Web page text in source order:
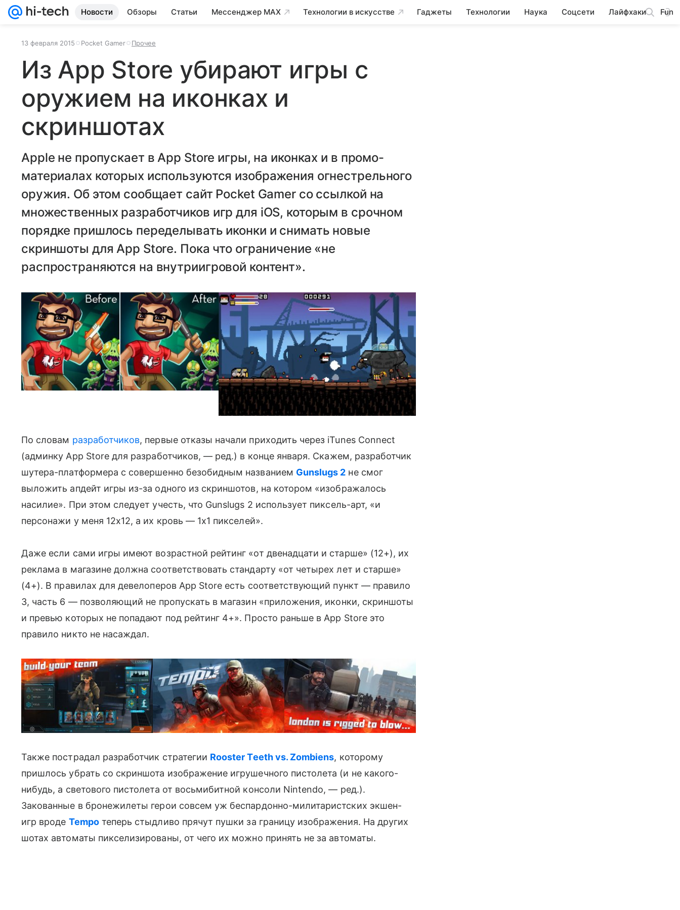
Новости Обзоры Статьи Мессенджер MAX Технологии в искусстве Гаджеты Технологии Наука Соцсети Лайфхаки Fun
13 февраля 2015 Pocket Gamer Прочее
Из App Store убирают игры с
оружием на иконках и
скриншотах
Apple не пропускает в App Store игры, на иконках и в промо-
материалах которых используются изображения огнестрельного
оружия. Об этом сообщает сайт Pocket Gamer со ссылкой на
множественных разработчиков игр для iOS, которым в срочном
порядке пришлось переделывать иконки и снимать новые
скриншоты для App Store. Пока что ограничение «не
распространяются на внутриигровой контент».
По словам разработчиков, первые отказы начали приходить через iTunes Connect
(админку App Store для разработчиков, — ред.) в конце января. Скажем, разработчик
шутера-платформера с совершенно безобидным названием Gunslugs 2 не смог
выложить апдейт игры из-за одного из скриншотов, на котором «изображалось
насилие». При этом следует учесть, что Gunslugs 2 использует пиксель-арт, «и
персонажи у меня 12x12, а их кровь — 1x1 пикселей».
Даже если сами игры имеют возрастной рейтинг «от двенадцати и старше» (12+), их
реклама в магазине должна соответствовать стандарту «от четырех лет и старше»
(4+). В правилах для девелоперов App Store есть соответствующий пункт — правило
3, часть 6 — позволяющий не пропускать в магазин «приложения, иконки, скриншоты
и превью которых не попадают под рейтинг 4+». Просто раньше в App Store это
правило никто не насаждал.
Также пострадал разработчик стратегии Rooster Teeth vs. Zombiens, которому
пришлось убрать со скриншота изображение игрушечного пистолета (и не какого-
нибудь, а светового пистолета от восьмибитной консоли Nintendo, — ред.).
Закованные в бронежилеты герои совсем уж беспардонно-милитаристских экшен-
игр вроде Tempoтеперь стыдливо прячут пушки за границу изображения. На других
шотах автоматы пикселизированы, от чего их можно принять не за автоматы.